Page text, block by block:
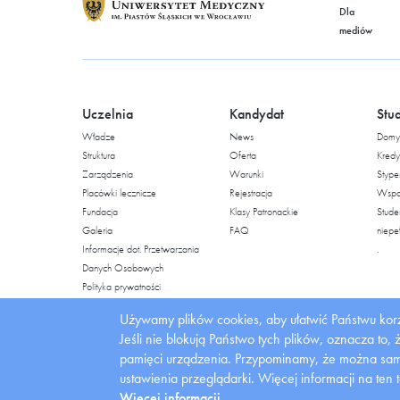
Dla
mediów
Uczelnia
Władze
Struktura
Zarządzenia
Placówki lecznicze
Fundacja
Galeria
Informacje dot. Przetwarzania
Danych Osobowych
Polityka prywatności
Kandydat
News
Oferta
Warunki
Rejestracja
Klasy Patronackie
FAQ
.
Używamy plików cookies, aby ułatwić Państwu
Jeśli nie blokują Państwo tych plików, oznacza
pamięci urządzenia. Przypominamy, że można
ustawienia przeglądarki.Więcej informacji na ten